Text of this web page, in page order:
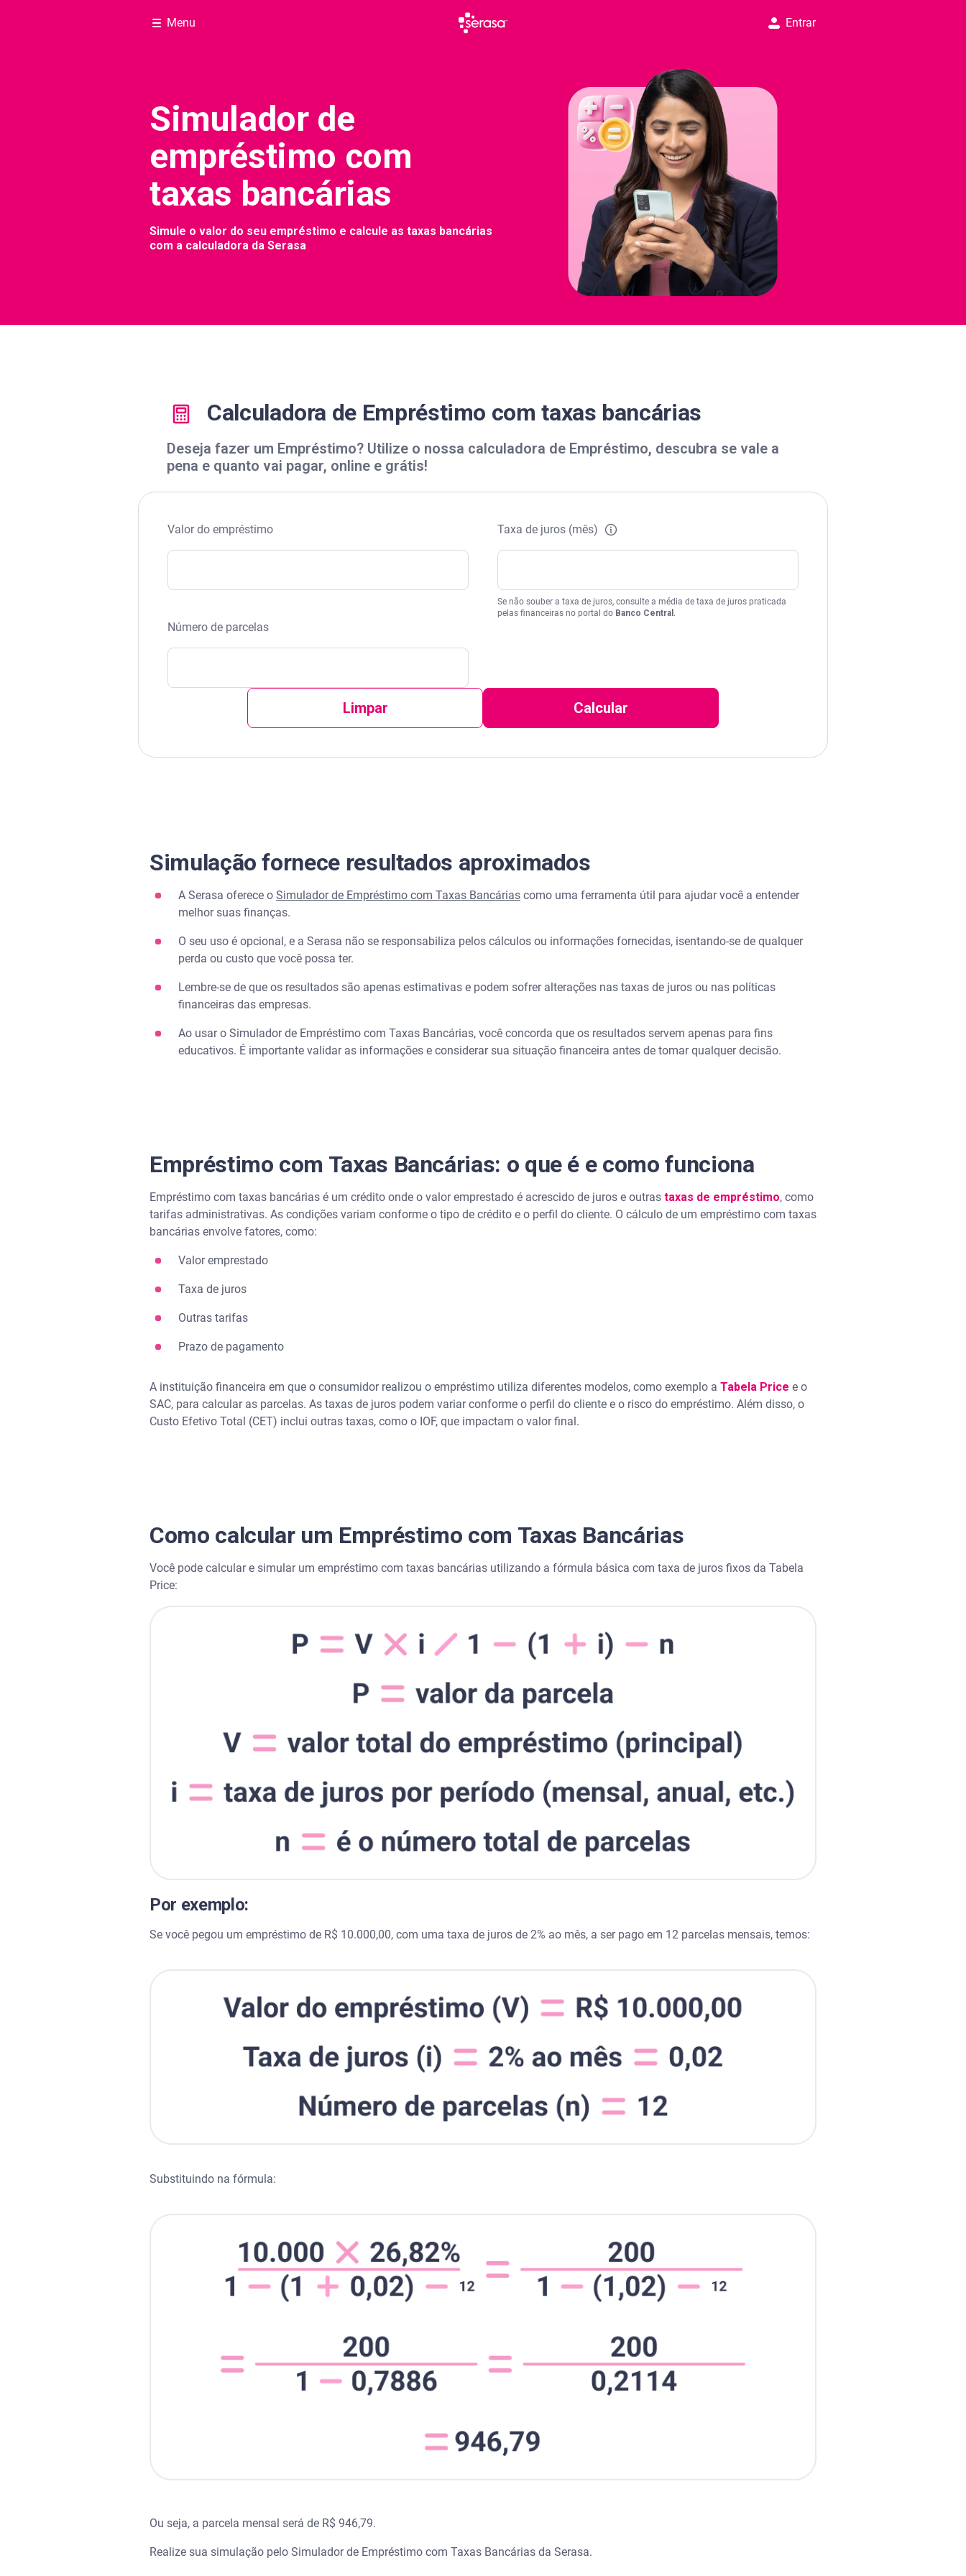
Menu Entrar
Simulador de
empréstimo com
taxas bancárias
Simule o valor do seu empréstimo e calcule as taxas bancárias
com a calculadora da Serasa
Calculadora de Empréstimo com taxas bancárias
Deseja fazer um Empréstimo? Utilize o nossa calculadora de Empréstimo, descubra se vale a
pena e quanto vai pagar, online e grátis!
Valor do empréstimo Taxa de juros (mês)
Se não souber a taxa de juros, consulte a média de taxa de juros praticada
pelas financeiras no portal do Banco Central .
Número de parcelas
Calcular
Limpar
Simulação fornece resultados aproximados
A Serasa oferece o Simulador de Empréstimo com Taxas Bancárias como uma ferramenta útil para ajudar você a entender
melhor suas finanças.
O seu uso é opcional, e a Serasa não se responsabiliza pelos cálculos ou informações fornecidas, isentando-se de qualquer
perda ou custo que você possa ter.
Lembre-se de que os resultados são apenas estimativas e podem sofrer alterações nas taxas de juros ou nas políticas
financeiras das empresas.
Ao usar o Simulador de Empréstimo com Taxas Bancárias, você concorda que os resultados servem apenas para fins
educativos. É importante validar as informações e considerar sua situação financeira antes de tomar qualquer decisão.
Empréstimo com Taxas Bancárias: o que é e como funciona
Empréstimo com taxas bancárias é um crédito onde o valor emprestado é acrescido de juros e outras taxas de empréstimo, como
tarifas administrativas. As condições variam conforme o tipo de crédito e o perfil do cliente. O cálculo de um empréstimo com taxas
bancárias envolve fatores, como:
Valor emprestado
Taxa de juros
Outras tarifas
Prazo de pagamento
A instituição financeira em que o consumidor realizou o empréstimo utiliza diferentes modelos, como exemplo a Tabela Price e o
SAC, para calcular as parcelas. As taxas de juros podem variar conforme o perfil do cliente e o risco do empréstimo. Além disso, o
Custo Efetivo Total (CET) inclui outras taxas, como o IOF, que impactam o valor final.
Como calcular um Empréstimo com Taxas Bancárias
Você pode calcular e simular um empréstimo com taxas bancárias utilizando a fórmula básica com taxa de juros fixos da Tabela
Price:
Por exemplo:
Se você pegou um empréstimo de R$ 10.000,00, com uma taxa de juros de 2% ao mês, a ser pago em 12 parcelas mensais, temos:
Substituindo na fórmula:
Ou seja, a parcela mensal será de R$ 946,79.
Realize sua simulação pelo Simulador de Empréstimo com Taxas Bancárias da Serasa.